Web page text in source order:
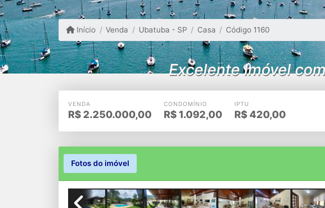
Início Venda Ubatuba - SP Casa Código 1160
Excelente Imóvel
VENDA
R$ 2.250.000,00
CONDOMÍNIO
R$ 1.092,00
IPTU
R$ 420,00
Fotos do imóvel